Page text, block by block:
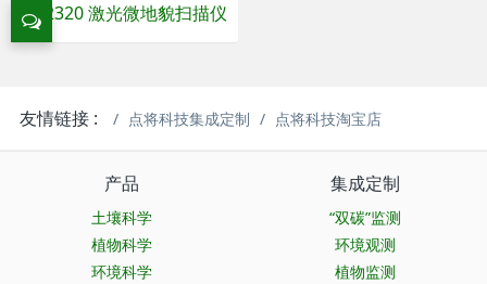
DJ-2320 激光微地貌扫描仪
友情链接 : 点将科技集成定制 点将科技淘宝店
产品
土壤科学
植物科学
环境科学
集成定制
“双碳”监测
环境观测
植物监测